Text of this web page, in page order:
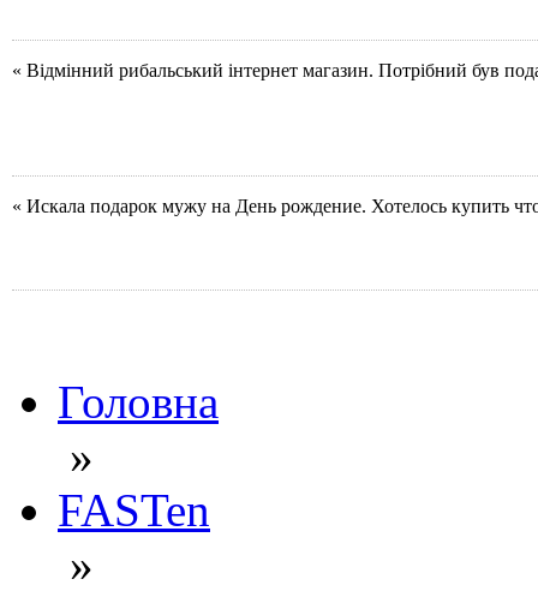
« Відмінний рибальський інтернет магазин. Потрібний був
« Искала подарок мужу на День рождение. Хотелось купить
Головна
»
FASTen
»